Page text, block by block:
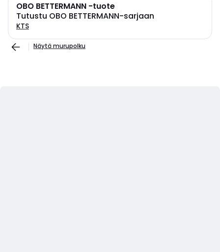
OBO BETTERMANN -tuote
Tutustu OBO BETTERMANN-sarjaan
KTS
Näytä murupolku